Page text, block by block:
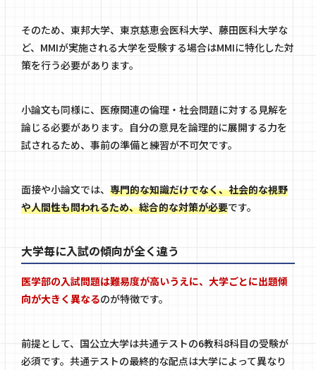
そのため、東邦大学、東京慈恵会医科大学、藤田医科大学な
ど、MMIが実施される大学を受験する場合はMMIに特化した対
策を行う必要があります。
小論文も同様に、医療関連の倫理・社会問題に対する見解を
論じる必要があります。自分の意見を論理的に展開する力を
試されるため、事前の準備と練習が不可欠です。
面接や小論文では、 専門的な知識だけでなく、社会的な視野
や人間性も問われるため、総合的な対策が必要です。
大学毎に入試の傾向が全く違う
医学部の入試問題は難易度が高いうえに、大学ごとに出題傾
向が大きく異なるのが特徴です。
前提として、国公立大学は共通テストの6教科8科目の受験が
必須です。共通テストの最終的な配点は大学によって異なり